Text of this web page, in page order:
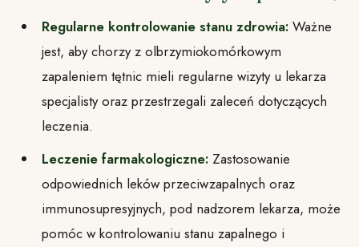
Regularne kontrolowanie stanu zdrowia: Ważne
jest, aby chorzy z olbrzymiokomórkowym
zapaleniem tętnic mieli regularne wizyty u lekarza
specjalisty oraz przestrzegali zaleceń dotyczących
leczenia.
Leczenie farmakologiczne:Zastosowanie
odpowiednich leków przeciwzapalnych oraz
immunosupresyjnych, pod nadzorem lekarza, może
pomóc w kontrolowaniu stanu zapalnego i